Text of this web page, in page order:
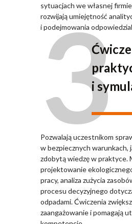
sytuacjach we własnej
rozwijają umiejętność
i podejmowania
3
i
Pozwalają uczestnikom
w bezpiecznych warunkach,
zdobytą wiedzę w praktyce.
projektowanie
pracy, analiza zużycia
procesu decyzyjnego
odpadami. Ćwiczenia
zaangażowanie i pomagają